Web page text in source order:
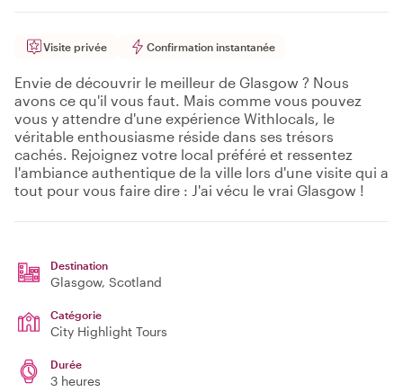
Visite privée Confirmation instantanée
Envie de découvrir le meilleur de Glasgow ? Nous
avons ce qu'il vous faut. Mais comme vous pouvez
vous y attendre d'une expérience Withlocals, le
véritable enthousiasme réside dans ses trésors
cachés. Rejoignez votre local préféré et ressentez
l'ambiance authentique de la ville lors d'une visite qui a
tout pour vous faire dire : J'ai vécu le vrai Glasgow !
Destination
Glasgow, Scotland
Catégorie
City Highlight Tours
Durée
3 heures